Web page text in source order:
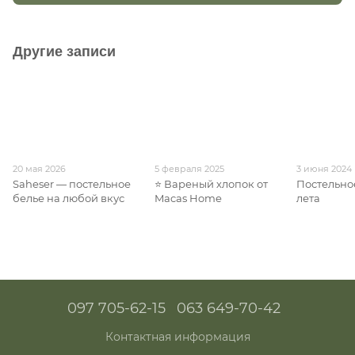
Другие записи
20 мая 2026
Saheser — постельное
белье на любой вкус
5 февраля 2025
⭐ Вареный хлопок от
Macas Home
3 июня 2024
лета
097 705-62-15 063 649-70-42
Контактная информация